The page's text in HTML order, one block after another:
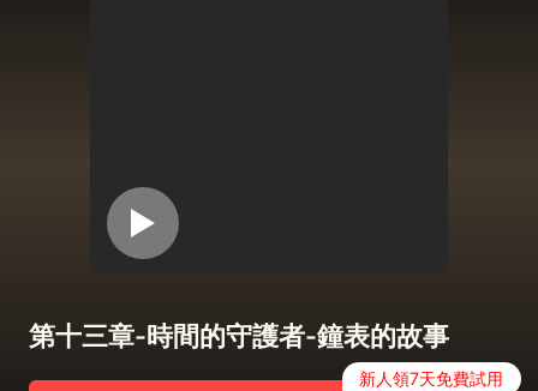
第十三章-時間的守護者-鐘表的故事
新人領7天免費試用